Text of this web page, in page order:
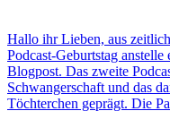
Hallo ihr Lieben, aus
Podcast-Geburtstag
Blogpost. Das zweite
Schwangerschaft und das
Töchterchen geprägt. Die